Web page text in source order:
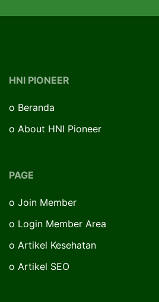
HNI PIONEER
o Beranda
o About HNI Pioneer
PAGE
o Join Member
o Login Member Area
o Artikel Kesehatan
o Artikel SEO